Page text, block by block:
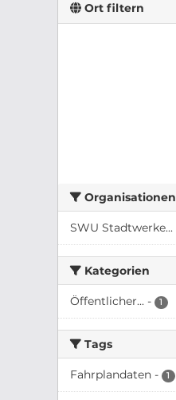
Ort filtern
Organisationen
SWU Stadtwerke...
Kategorien
Öffentlicher... - 1
Tags
Fahrplandaten - 1